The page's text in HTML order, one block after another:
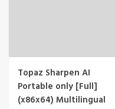
Topaz Sharpen AI
Portable only [Full]
(x86x64) Multilingual